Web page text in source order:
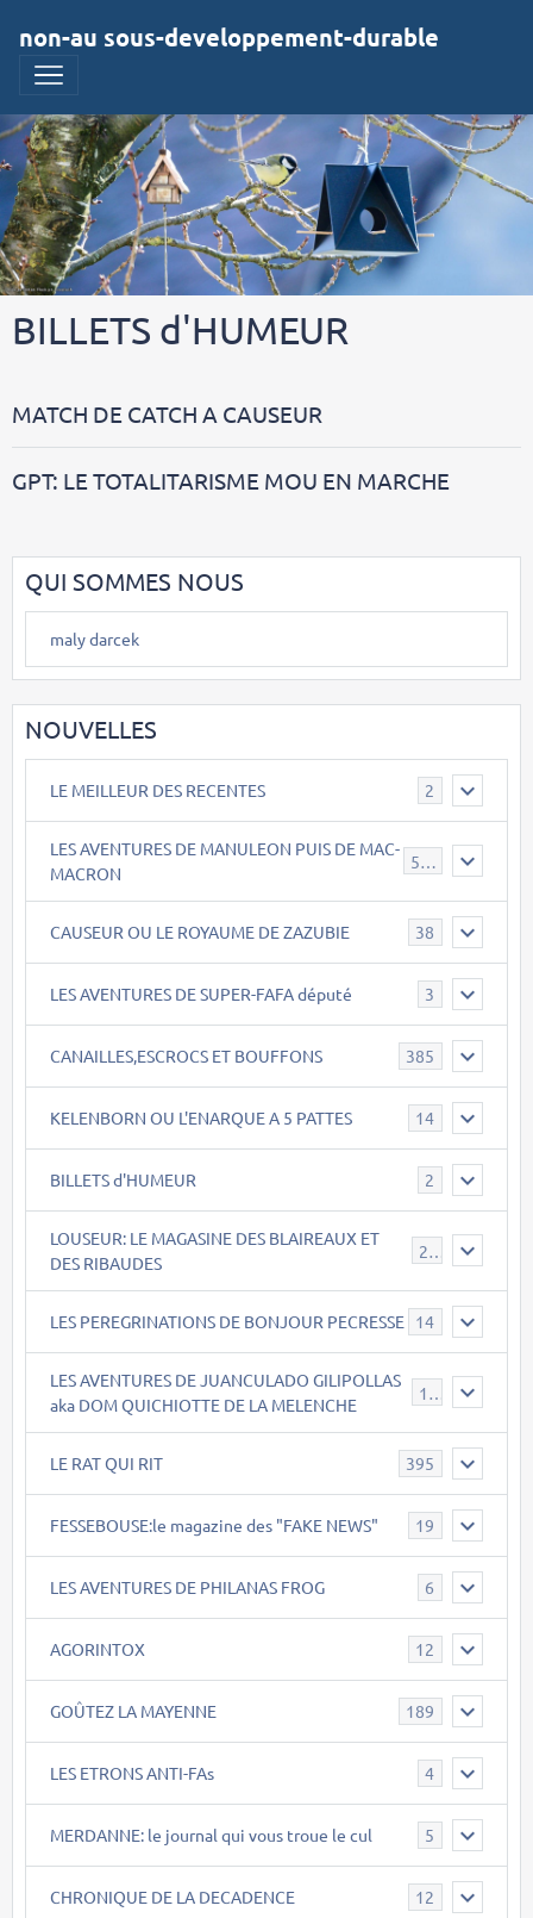
non-au sous-developpement-durable
BILLETS d'HUMEUR
MATCH DE CATCH A CAUSEUR
GPT: LE TOTALITARISME MOU EN MARCHE
QUI SOMMES NOUS
maly darcek
NOUVELLES
LE MEILLEUR DES RECENTES 2
LES AVENTURES DE MANULEON PUIS DE MAC-
MACRON
543
CAUSEUR OU LE ROYAUME DE ZAZUBIE 38
LES AVENTURES DE SUPER-FAFA député 3
CANAILLES,ESCROCS ET BOUFFONS 385
KELENBORN OU L'ENARQUE A 5 PATTES 14
BILLETS d'HUMEUR 2
LOUSEUR: LE MAGASINE DES BLAIREAUX ET
DES RIBAUDES
21
LES PEREGRINATIONS DE BONJOUR PECRESSE 14
LES AVENTURES DE JUANCULADO GILIPOLLAS
aka DOM QUICHIOTTE DE LA MELENCHE
119
LE RAT QUI RIT 395
FESSEBOUSE:le magazine des "FAKE NEWS" 19
LES AVENTURES DE PHILANAS FROG 6
AGORINTOX 12
GOÛTEZ LA MAYENNE 189
LES ETRONS ANTI-FAs 4
MERDANNE: le journal qui vous troue le cul 5
CHRONIQUE DE LA DECADENCE 12